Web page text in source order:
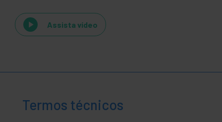
Assista vídeo
Termos técnicos